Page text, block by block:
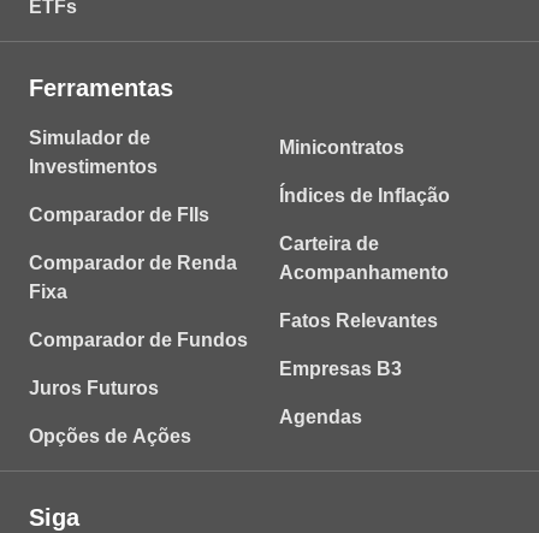
ETFs
Ferramentas
Simulador de
Investimentos
Comparador de FIIs
Comparador de Renda
Fixa
Comparador de Fundos
Juros Futuros
Opções de Ações
Minicontratos
Índices de Inflação
Carteira de
Acompanhamento
Fatos Relevantes
Empresas B3
Agendas
Siga